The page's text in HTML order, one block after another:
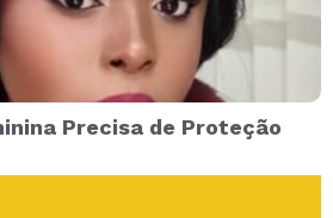
Precisa de Proteção